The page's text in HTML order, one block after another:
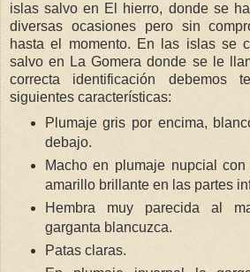
islas salvo en El hierro, donde se
diversas ocasiones pero sin
hasta el momento. En las islas se
salvo en La Gomera donde se le
correcta identificación debemos
siguientes características:
Plumaje gris por encima,
debajo.
Macho en plumaje nupcial
amarillo brillante en las partes
Hembra muy parecida al
garganta blancuzca.
Patas claras.